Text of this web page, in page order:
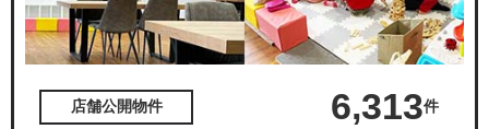
店舗公開物件 6,313件